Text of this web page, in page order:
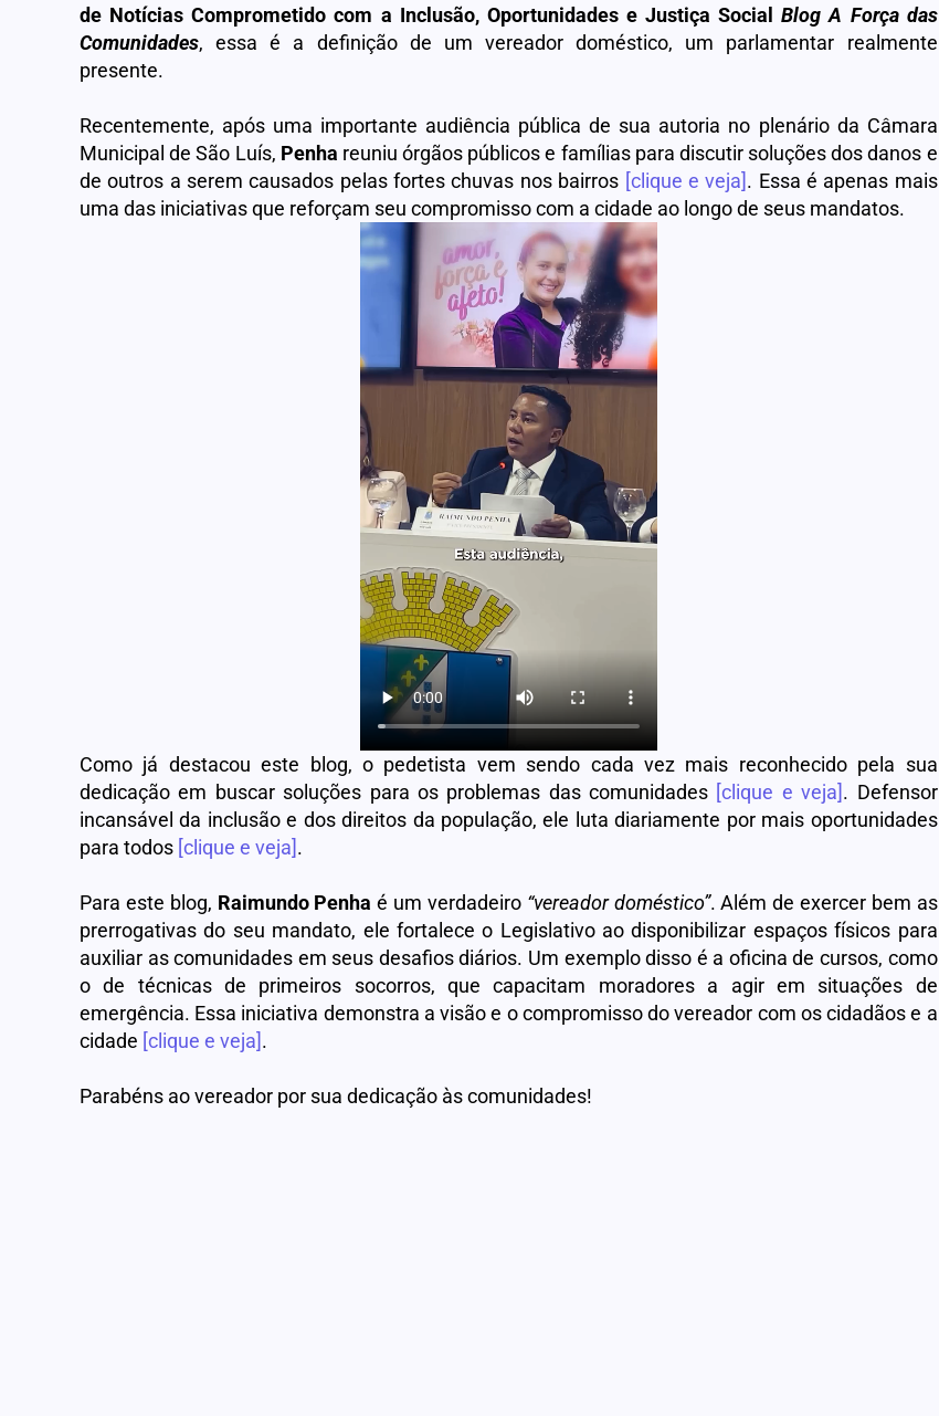
de Notícias Comprometido com a Inclusão, Oportunidades e Justiça SocialBlog A Força das
Comunidades, essa é a definição de um vereador doméstico, um parlamentar realmente
presente.
Recentemente, após uma importante audiência pública de sua autoria no plenário da Câmara
Municipal de São Luís, Penha reuniu órgãos públicos e famílias para discutir soluções dos danos e
de outros a serem causados pelas fortes chuvas nos bairros [clique e veja]. Essa é apenas mais
uma das iniciativas que reforçam seu compromisso com a cidade ao longo de seus mandatos.
Como já destacou este blog, o pedetista vem sendo cada vez mais reconhecido pela sua
dedicação em buscar soluções para os problemas das comunidades [clique e veja]. Defensor
incansável da inclusão e dos direitos da população, ele luta diariamente por mais oportunidades
para todos [clique e veja].
Para este blog, Raimundo Penha é um verdadeiro “vereador doméstico”. Além de exercer bem as
prerrogativas do seu mandato, ele fortalece o Legislativo ao disponibilizar espaços físicos para
auxiliar as comunidades em seus desafios diários. Um exemplo disso é a oficina de cursos, como
o de técnicas de primeiros socorros, que capacitam moradores a agir em situações de
emergência. Essa iniciativa demonstra a visão e o compromisso do vereador com os cidadãos e a
cidade [clique e veja].
Parabéns ao vereador por sua dedicação às comunidades!